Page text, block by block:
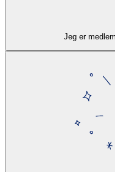
Jeg er